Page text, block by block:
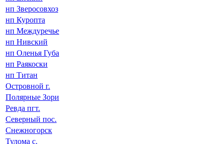
нп Зверосовхоз
нп Куропта
нп Междуречье
нп Нивский
нп Оленья Губа
нп Раякоски
нп Титан
Островной г.
Полярные Зори
Ревда пгт.
Северный пос.
Снежногорск
Тулома с.